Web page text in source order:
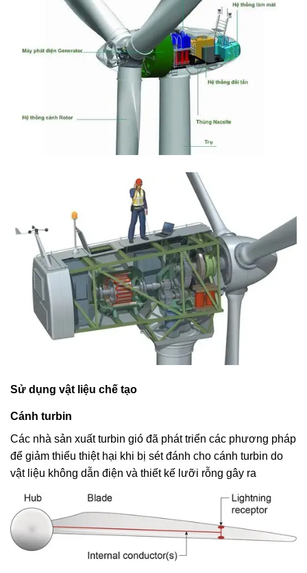
Sử dụng vật liệu chế tạo
Cánh turbin
Các nhà sản xuất turbin gió đã phát triển các phương pháp
để giảm thiểu thiệt hại khi bị sét đánh cho cánh turbin do
vật liệu không dẫn điện và thiết kế lưỡi rỗng gây ra